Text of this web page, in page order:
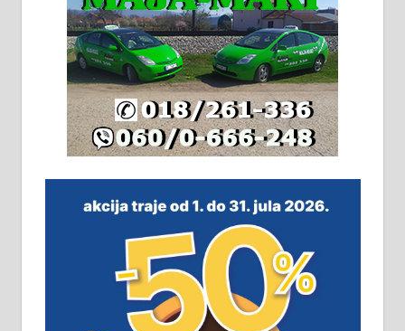
Издајем комплетно опремљену
халу на Житковачком путу, на
плацу површине око 7 ари.
064/321-80-51; 063/102-35-25
м2 са плацем од 8 ари у Зеленом
виру у Алексинцу. Могућа
замена. 064/21-63-584
ПОСЛОВНИ ОГЛАСИ